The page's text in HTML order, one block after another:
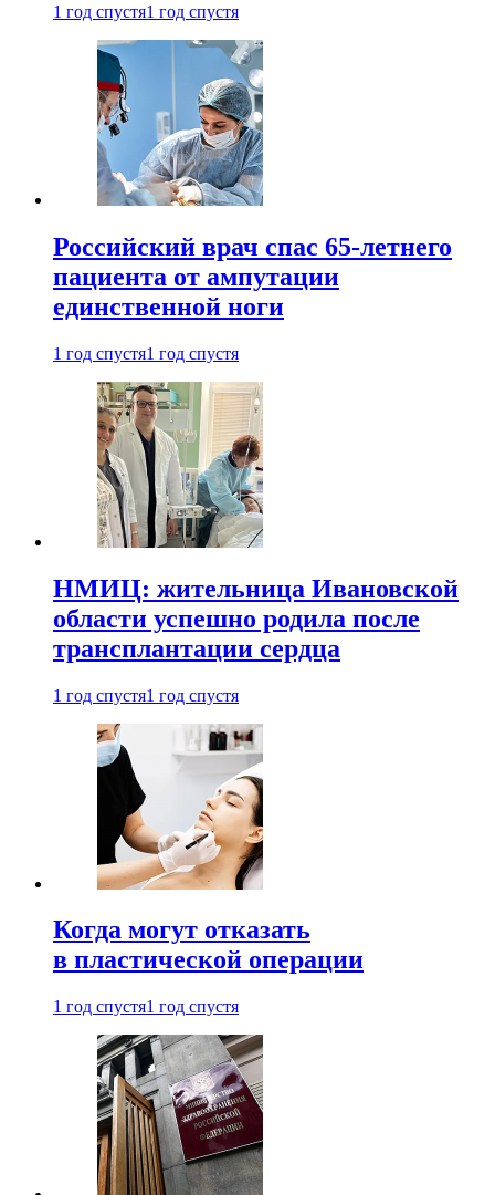
1 год спустя1 год спустя
Российский врач спас 65-летнего
пациента от ампутации
единственной ноги
1 год спустя1 год спустя
НМИЦ: жительница Ивановской
области успешно родила после
трансплантации сердца
1 год спустя1 год спустя
Когда могут отказать
в пластической операции
1 год спустя1 год спустя